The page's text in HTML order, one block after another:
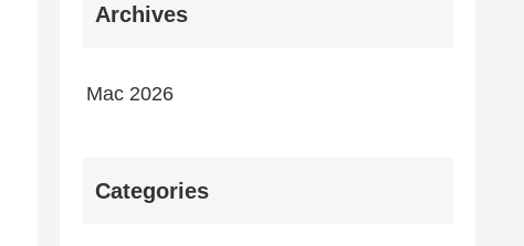
Archives
Mac 2026
Categories